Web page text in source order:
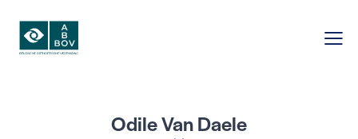
Odile Van Daele